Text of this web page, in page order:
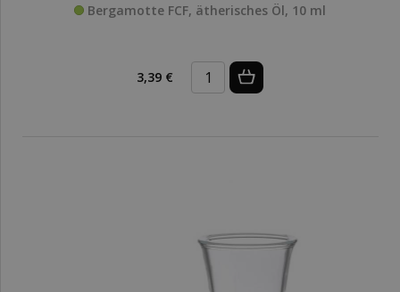
Bergamotte FCF, ätherisches Öl, 10 ml
3,39 €